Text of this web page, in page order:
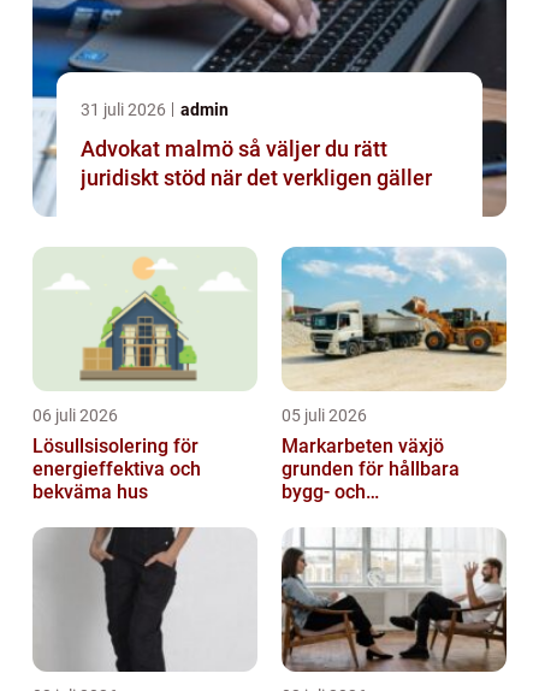
31 juli 2026 admin
Advokat malmö så väljer du rätt
juridiskt stöd när det verkligen gäller
06 juli 2026
Lösullsisolering för
energieffektiva och
bekväma hus
05 juli 2026
Markarbeten växjö
grunden för hållbara
bygg- och